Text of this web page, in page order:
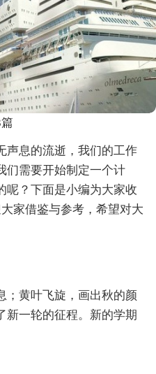
声息的流逝，我们的工作
们需要开始制定一个计
呢？下面是小编为大家收
家借鉴与参考，希望对大
；黄叶飞旋，画出秋的颜
新一轮的征程。新的学期